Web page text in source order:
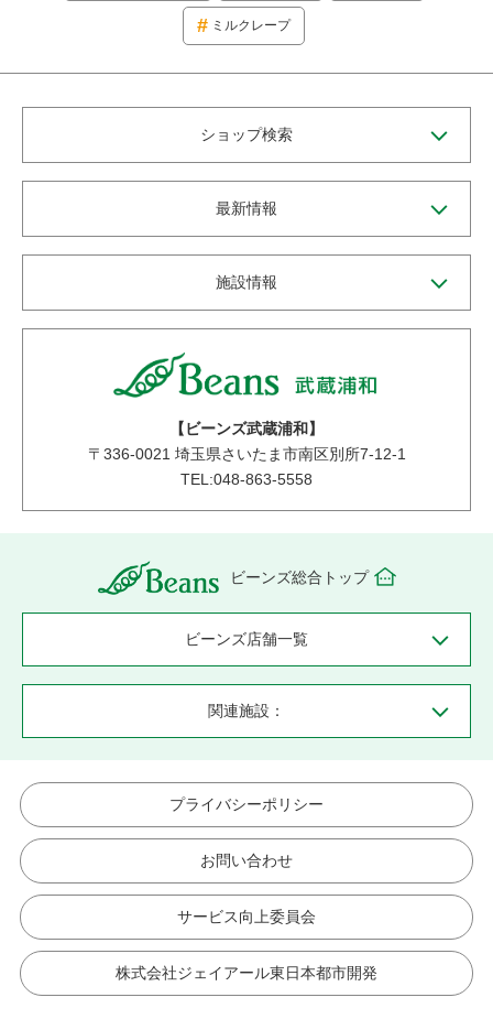
ミルクレープ
ショップ検索
最新情報
施設情報
【ビーンズ武蔵浦和】
〒 336-0021 埼玉県さいたま市南区別所7-12-1
TEL:048-863-5558
ビーンズ総合トップ
ビーンズ店舗一覧
関連施設：
プライバシーポリシー
お問い合わせ
サービス向上委員会
株式会社ジェイアール東日本都市開発